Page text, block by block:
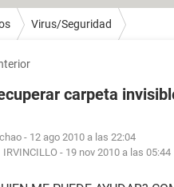
Virus/Seguridad
carpeta
- 12 ago 2010 a las 22:04
IRVINCILLO - 19 nov 2010 a las 05:44